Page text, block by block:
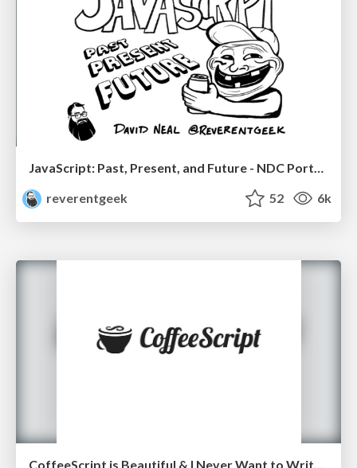
JavaScript: Past, Present, and Future - NDC Porto 2020
reverentgeek
52 6k